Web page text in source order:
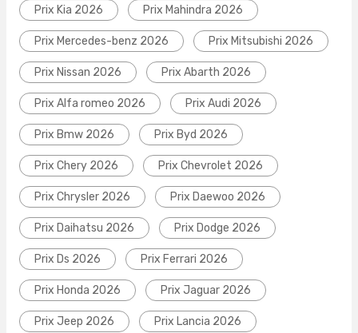
Prix Kia 2026 Prix Mahindra 2026
Prix Mercedes-benz 2026 Prix Mitsubishi 2026
Prix Nissan 2026 Prix Abarth 2026
Prix Alfa romeo 2026 Prix Audi 2026
Prix Bmw 2026 Prix Byd 2026
Prix Chery 2026 Prix Chevrolet 2026
Prix Chrysler 2026 Prix Daewoo 2026
Prix Daihatsu 2026 Prix Dodge 2026
Prix Ds 2026 Prix Ferrari 2026
Prix Honda 2026 Prix Jaguar 2026
Prix Jeep 2026 Prix Lancia 2026